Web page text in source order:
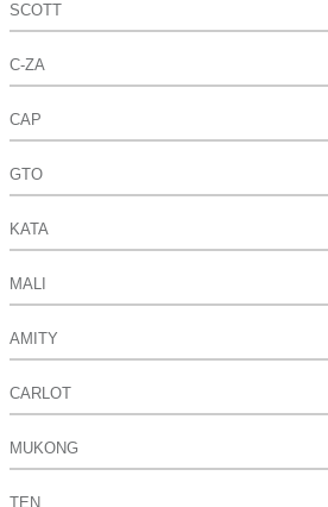
SCOTT
C-ZA
CAP
GTO
KATA
MALI
AMITY
CARLOT
MUKONG
TEN